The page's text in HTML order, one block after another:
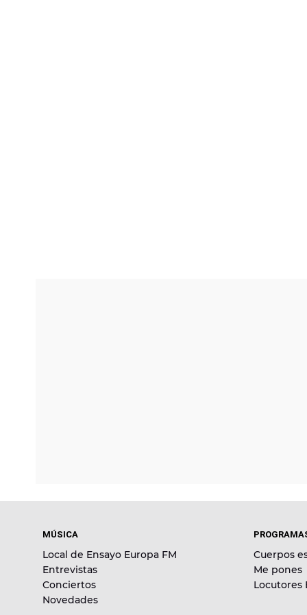
MÚSICA
Local de Ensayo Europa FM
Entrevistas
Conciertos
Novedades
Cuerpos
Me pones
Locutores